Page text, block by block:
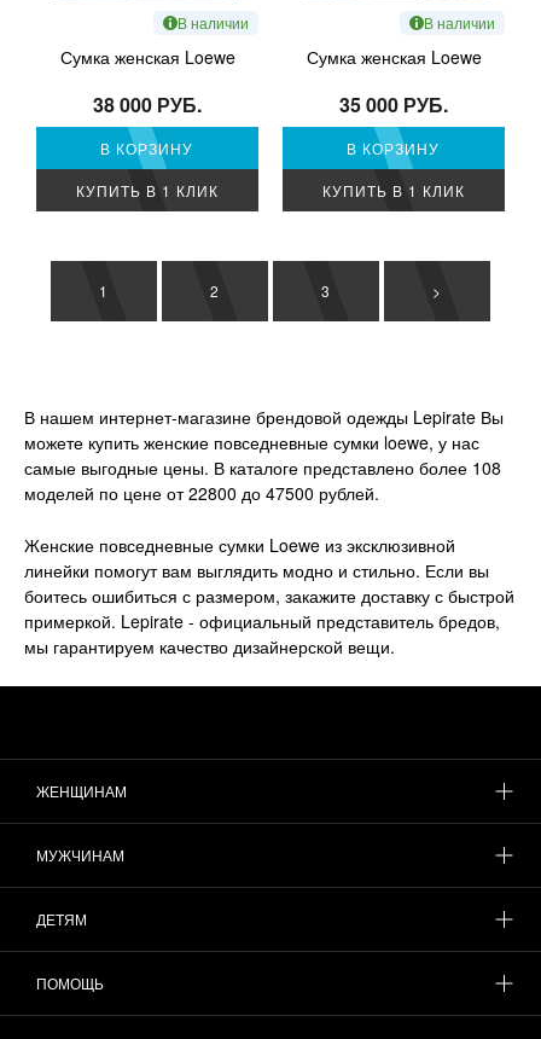
В наличии
Сумка женская Loewe
38 000 РУБ.
В КОРЗИНУ
КУПИТЬ В 1 КЛИК
В наличии
Сумка женская Loewe
35 000 РУБ.
В КОРЗИНУ
КУПИТЬ В 1 КЛИК
1 2 3 >
В нашем интернет-магазине брендовой одежды Lepirate Вы
можете купить женские повседневные сумки loewe, у нас
самые выгодные цены. В каталоге представлено более 108
моделей по цене от 22800 до 47500 рублей.
Женские повседневные сумки Loewe из эксклюзивной
линейки помогут вам выглядить модно и стильно. Если вы
боитесь ошибиться с размером, закажите доставку с быстрой
примеркой. Lepirate - официальный представитель бредов,
мы гарантируем качество дизайнерской вещи.
ЖЕНЩИНАМ
МУЖЧИНАМ
ДЕТЯМ
ПОМОЩЬ